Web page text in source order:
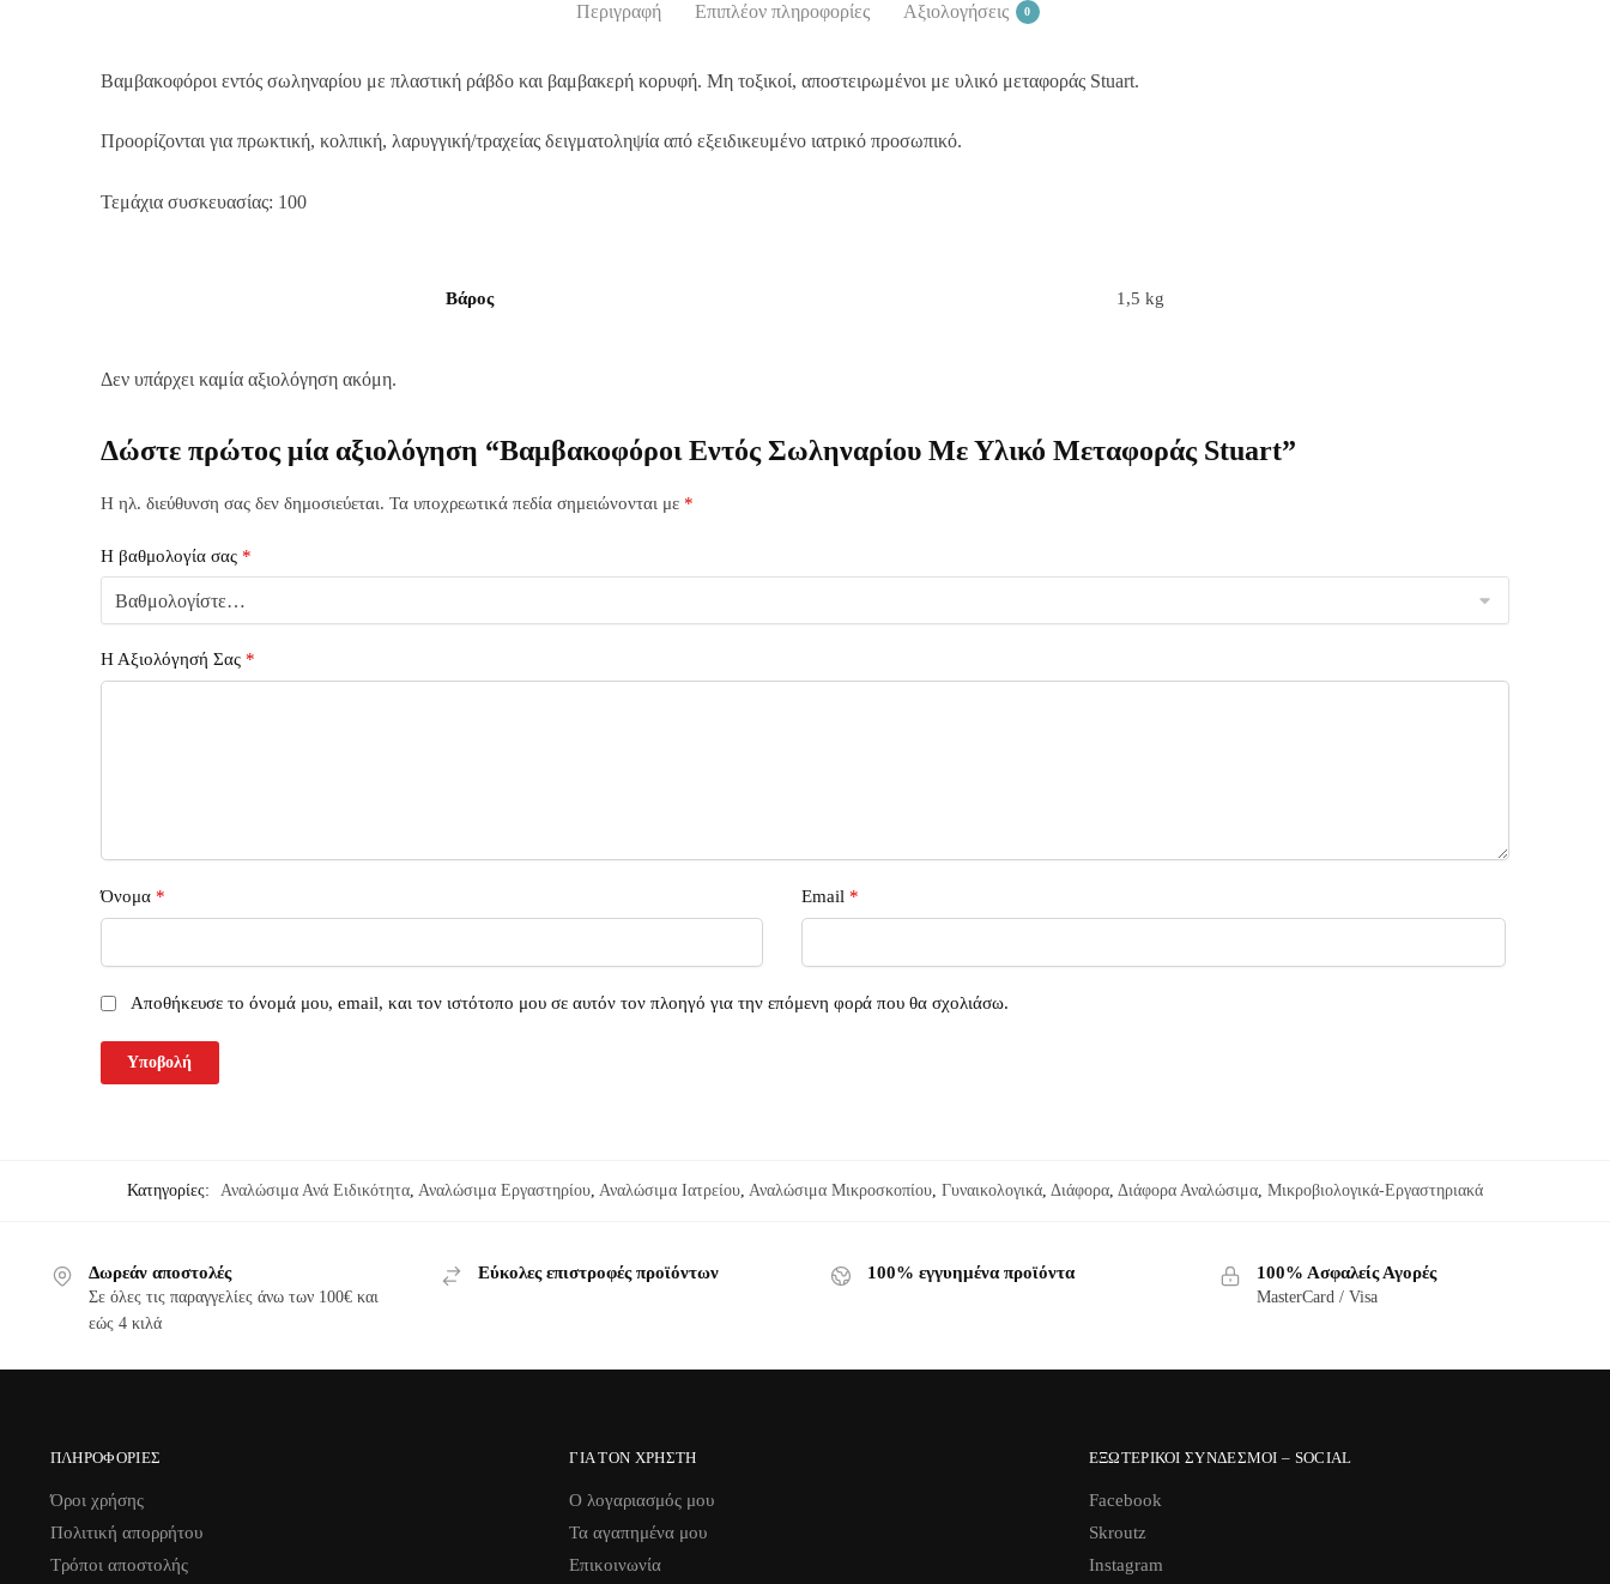
Περιγραφή Επιπλέον πληροφορίες Αξιολογήσεις 0
Βαμβακοφόροι εντός σωληναρίου με πλαστική ράβδο και βαμβακερή κορυφή. Μη τοξικοί, αποστειρωμένοι με υλικό μεταφοράς Stuart.
Προορίζονται για πρωκτική, κολπική, λαρυγγική/τραχείας δειγματοληψία από εξειδικευμένο ιατρικό προσωπικό.
Τεμάχια συσκευασίας: 100
Βάρος 1,5 kg
Δεν υπάρχει καμία αξιολόγηση ακόμη.
Δώστε πρώτος μία αξιολόγηση “Βαμβακοφόροι Εντός Σωληναρίου Με Υλικό Μεταφοράς Stuart”
Η ηλ. διεύθυνση σας δεν δημοσιεύεται. Τα υποχρεωτικά πεδία σημειώνονται με *
Η βαθμολογία σας *
Η Αξιολόγησή Σας *
Όνομα * Email *
Αποθήκευσε το όνομά μου, email, και τον ιστότοπο μου σε αυτόν τον πλοηγό για την επόμενη φορά που θα σχολιάσω.
Κατηγορίες: Αναλώσιμα Ανά Ειδικότητα Αναλώσιμα Εργαστηρίου Αναλώσιμα Ιατρείου Αναλώσιμα Μικροσκοπίου Γυναικολογικά Διάφορα Διάφορα Αναλώσιμα Μικροβιολογικά-Εργαστηριακά
Δωρεάν αποστολές
Σε όλες τις παραγγελίες άνω των 100€ και
εώς 4 κιλά
Εύκολες επιστροφές προϊόντων 100% εγγυημένα προϊόντα 100% Ασφαλείς Αγορές
MasterCard / Visa
ΠΛΗΡΟΦΟΡΊΕΣ
Όροι χρήσης
Πολιτική απορρήτου
Τρόποι αποστολής
ΓΙΑ ΤΟΝ ΧΡΉΣΤΗ
Ο λογαριασμός μου
Τα αγαπημένα μου
Επικοινωνία
ΕΞΩΤΕΡΙΚΟΊ ΣΎΝΔΕΣΜΟΙ – SOCIAL
Facebook
Skroutz
Instagram